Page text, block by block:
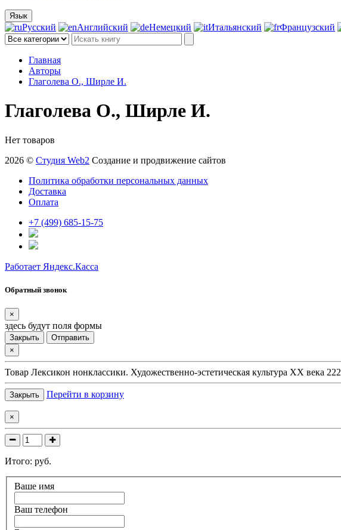
Язык
Русский Английский Немецкий Итальянский Французский
Главная
Авторы
Глаголева О., Ширле И.
Глаголева О., Ширле И.
Нет товаров
2026 © Студия Web2 Создание и продвижение сайтов
Политика обработки персональных данных
Доставка
Оплата
+7 (499) 685-15-75
Работает Яндекс.Касса
Обратный звонок
×
здесь будут поля формы
Закрыть
Отправить
×
Товар Лексикон нонклассики. Художественно-эстетическая культура XX века 222
Закрыть Перейти в корзину
×
Итого: руб.
Ваше имя
Ваш телефон